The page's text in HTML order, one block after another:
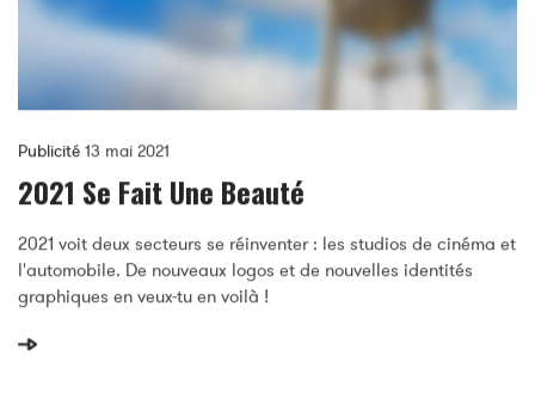
Publicité 13 mai 2021
2021 Se Fait Une Beauté
2021 voit deux secteurs se réinventer : les studios de cinéma et
l'automobile. De nouveaux logos et de nouvelles identités
graphiques en veux-tu en voilà !